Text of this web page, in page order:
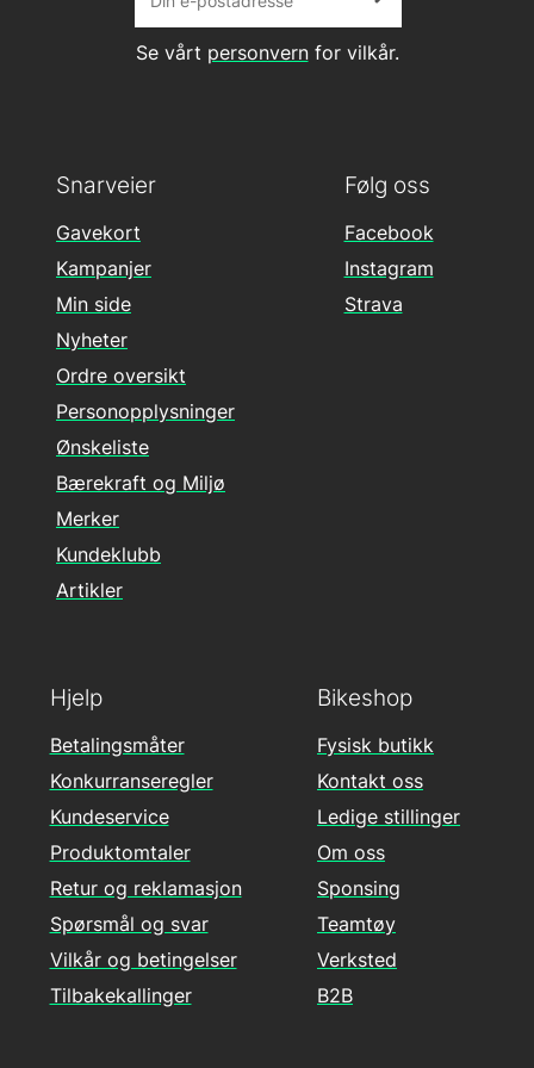
Se vårt personvernfor vilkår.
Følg oss
Facebook
Instagram
Strava
Hjelp
Betalingsmåter
Konkurranseregler
Kundeservice
Produktomtaler
Retur og reklamasjon
Spørsmål og svar
Vilkår og betingelser
Tilbakekallinger
Snarveier
Gavekort
Kampanjer
Min side
Nyheter
Ordre oversikt
Personopplysninger
Ønskeliste
Bærekraft og Miljø
Merker
Kundeklubb
Artikler
Bikeshop
Fysisk butikk
Kontakt oss
Ledige stillinger
Om oss
Sponsing
Teamtøy
Verksted
B2B